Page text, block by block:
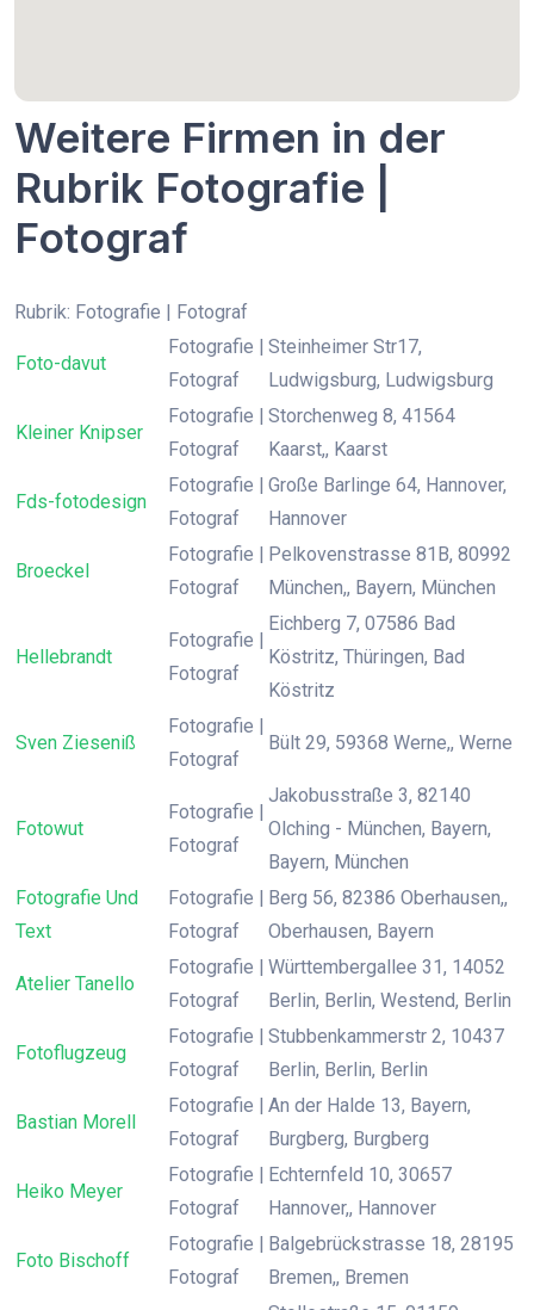
Weitere Firmen in der
Rubrik Fotografie |
Fotograf
Rubrik: Fotografie | Fotograf
Foto-davut
Fotografie |
Fotograf
Steinheimer Str17,
Ludwigsburg, Ludwigsburg
Kleiner Knipser
Fotografie |
Fotograf
Storchenweg 8, 41564
Kaarst,, Kaarst
Fds-fotodesign
Fotografie |
Fotograf
Große Barlinge 64, Hannover,
Hannover
Broeckel
Fotografie |
Fotograf
Pelkovenstrasse 81B, 80992
München,, Bayern, München
Hellebrandt
Fotografie |
Fotograf
Eichberg 7, 07586 Bad
Köstritz, Thüringen, Bad
Köstritz
Sven Zieseniß
Fotografie |
Fotograf
Bült 29, 59368 Werne,, Werne
Fotowut
Fotografie |
Fotograf
Jakobusstraße 3, 82140
Olching - München, Bayern,
Bayern, München
Fotografie Und
Text
Fotografie |
Fotograf
Berg 56, 82386 Oberhausen,,
Oberhausen, Bayern
Atelier Tanello
Fotografie |
Fotograf
Württembergallee 31, 14052
Berlin, Berlin, Westend, Berlin
Fotoflugzeug
Fotografie |
Fotograf
Stubbenkammerstr 2, 10437
Berlin, Berlin, Berlin
Bastian Morell
Fotografie |
Fotograf
An der Halde 13, Bayern,
Burgberg, Burgberg
Heiko Meyer
Fotografie |
Fotograf
Echternfeld 10, 30657
Hannover,, Hannover
Foto Bischoff
Fotografie |
Fotograf
Balgebrückstrasse 18, 28195
Bremen,, Bremen